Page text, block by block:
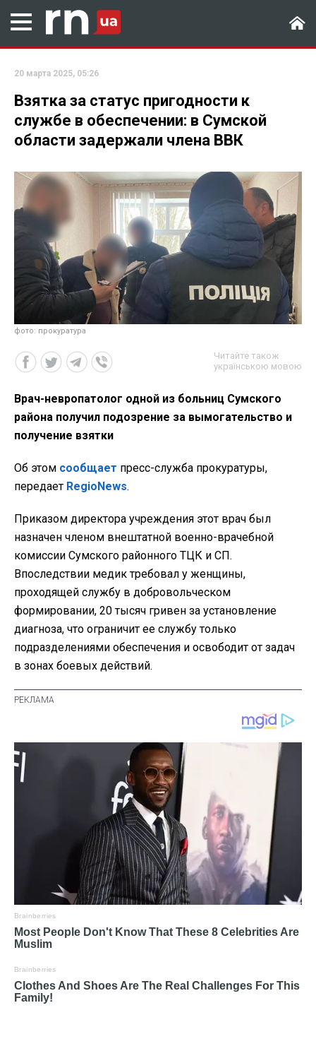
20 марта 2025, 05:26
Взятка за статус пригодности к
службе в обеспечении: в Сумской
области задержали члена ВВК
фото: прокуратура
Читайте також
українською мовою
Врач-невропатолог одной из больниц Сумского
района получил подозрение за вымогательство и
получение взятки
Об этом сообщает пресс-служба прокуратуры,
передает RegioNews.
Приказом директора учреждения этот врач был
назначен членом внештатной военно-врачебной
комиссии Сумского районного ТЦК и СП.
Впоследствии медик требовал у женщины,
проходящей службу в добровольческом
формировании, 20 тысяч гривен за установление
диагноза, что ограничит ее службу только
подразделениями обеспечения и освободит от задач
в зонах боевых действий.